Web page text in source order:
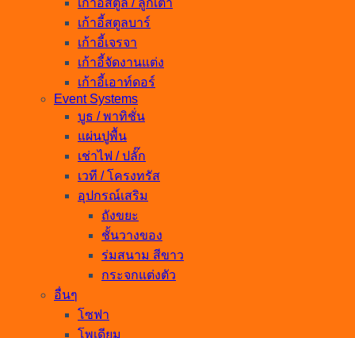
เก้าอี้สตูลบาร์
เก้าอี้เจรจา
เก้าอี้จัดงานแต่ง
เก้าอี้เอาท์ดอร์
Event Systems
บูธ / พาทิชั่น
แผ่นปูพื้น
เช่าไฟ / ปลั๊ก
เวที / โครงทรัส
อุปกรณ์เสริม
ถังขยะ
ชั้นวางของ
ร่มสนาม สีขาว
กระจกแต่งตัว
อื่นๆ
โซฟา
โพเดียม